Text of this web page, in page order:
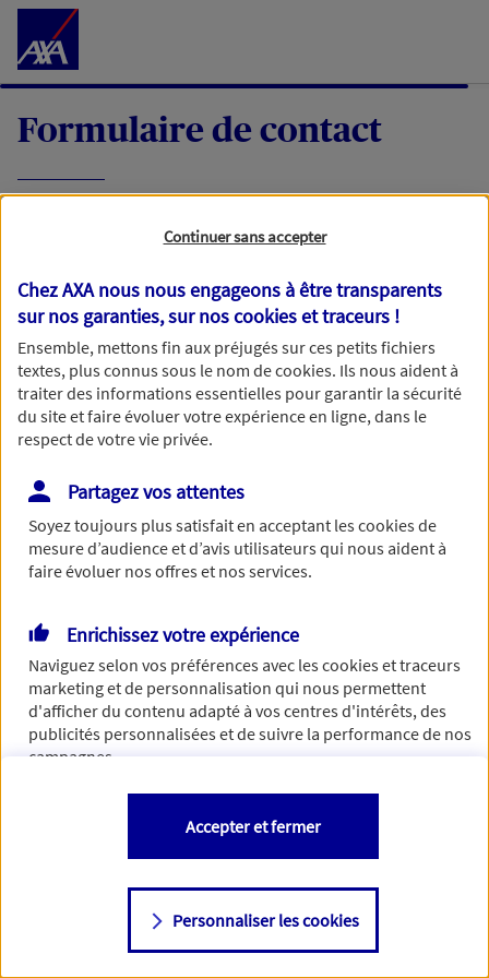
Accéder au Contenu
Formulaire de contact
demande, nous vous répondrons dans les
meilleurs délais par mail ou par téléphone.
Votre message :
Vous disposez de droits sur les informations vous concernant. Pour
plus d’informations,cliquez ici.
Continuer sans accepter
Chez AXA nous nous engageons à être transparents
sur nos garanties, sur noscookies et traceurs !
Ensemble, mettons fin aux préjugés sur ces petits fichiers
textes, plus connus sous le nom decookies. Ils nous aident à
traiter des informations essentielles pour garantir la sécurité
du site et faire évoluer votre expérience en ligne, dans le
respect de votre vie privée.
Partagez vos attentes
Soyez toujours plus satisfait en acceptant lescookiesde
mesure d’audience et d’avis utilisateurs qui nous aident à
faire évoluer nos offres et nos services.
Enrichissez votre expérience
Naviguez selon vos préférences avec lescookies et traceurs
marketing et de personnalisation qui nous permettent
d'afficher du contenu adapté à vos centres d'intérêts, des
publicités personnalisées et de suivre la performance de nos
campagnes.
Vous êtes libre de les accepter, de les refuser comme de
changer d'avis à tout moment en allant sur
Consulter notre politique decookies
Personnaliser les cookies
Accepter et fermer